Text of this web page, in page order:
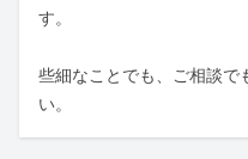
す。
些細なことでも、ご相談で
い。